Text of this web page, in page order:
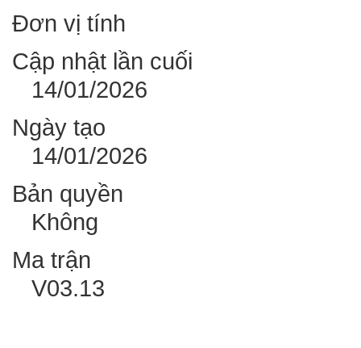
Đơn vị tính
Cập nhật lần cuối
14/01/2026
Ngày tạo
14/01/2026
Bản quyền
Không
Ma trận
V03.13